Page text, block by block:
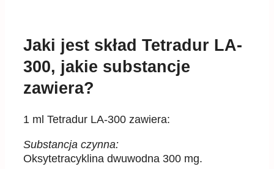
Jaki jest skład Tetradur LA-
300, jakie substancje
zawiera?
1 ml Tetradur LA-300 zawiera:
Substancja czynna:
Oksytetracyklina dwuwodna 300 mg.